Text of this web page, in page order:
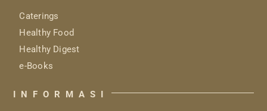
Caterings
Healthy Food
Healthy Digest
e-Books
INFORMASI